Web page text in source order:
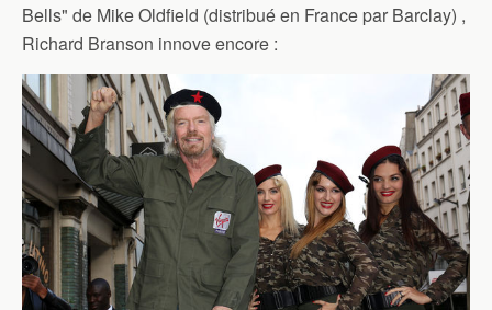
Bells" de Mike Oldfield (distribué en France par Barclay) ,
Richard Branson innove encore :